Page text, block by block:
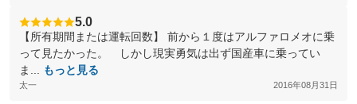
5.0
【所有期間または運転回数】 前から１度はアルファロメオに乗
って見たかった。 しかし現実勇気は出ず国産車に乗ってい
ま...
もっと見る
太一 2016年08月31日